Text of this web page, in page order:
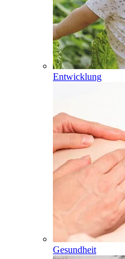
Entwicklung
Gesundheit